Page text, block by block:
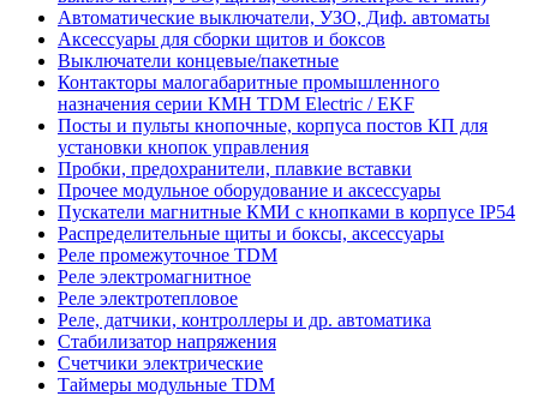
Автоматические выключатели, УЗО, Диф. автоматы
Аксессуары для сборки щитов и боксов
Выключатели концевые/пакетные
Контакторы малогабаритные промышленного
назначения серии КМН TDM Electric / EKF
Посты и пульты кнопочные, корпуса постов КП для
установки кнопок управления
Пробки, предохранители, плавкие вставки
Прочее модульное оборудование и аксессуары
Пускатели магнитные КМИ с кнопками в корпусе IP54
Распределительные щиты и боксы, аксессуары
Реле промежуточное TDM
Реле электромагнитное
Реле электротепловое
Реле, датчики, контроллеры и др. автоматика
Стабилизатор напряжения
Счетчики электрические
Таймеры модульные TDM